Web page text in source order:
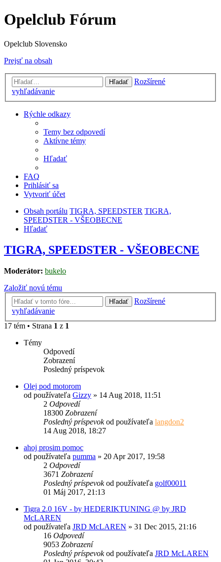
Opelclub Fórum
Opelclub Slovensko
Prejsť na obsah
Hľadať
Rozšírené
vyhľadávanie
Rýchle odkazy
Temy bez odpovedí
Aktívne témy
Hľadať
FAQ
Prihlásiť sa
Vytvoriť účet
Obsah portálu TIGRA, SPEEDSTER TIGRA,
SPEEDSTER - VŠEOBECNE
Hľadať
TIGRA, SPEEDSTER - VŠEOBECNE
Moderátor: bukelo
Založiť novú tému
Hľadať
Rozšírené
vyhľadávanie
17 tém • Strana 1 z 1
Témy
Odpovedí
Zobrazení
Posledný príspevok
Olej pod motorom
od používateľa Gizzy » 14 Aug 2018, 11:51
2 Odpovedí
18300 Zobrazení
Posledný príspevokod používateľa langdon2
14 Aug 2018, 18:27
ahoj prosim pomoc
od používateľa pumma » 20 Apr 2017, 19:58
2 Odpovedí
3671 Zobrazení
Posledný príspevokod používateľa golf00011
01 Máj 2017, 21:13
Tigra 2.0 16V - by HEDERIKTUNING @ by JRD
McLAREN
od používateľa JRD McLAREN » 31 Dec 2015, 21:16
16 Odpovedí
9053 Zobrazení
Posledný príspevokod používateľa JRD McLAREN